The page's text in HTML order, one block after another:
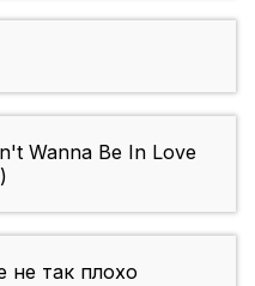
Wanna Be In Love
не так плохо